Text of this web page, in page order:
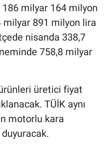
milyar 164 milyon
891 milyon lira
nisanda 338,7
758,8 milyar
üretici fiyat
TÜİK aynı
motorlu kara